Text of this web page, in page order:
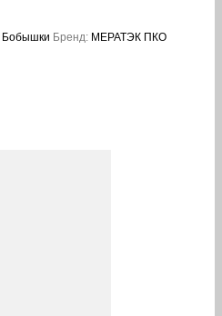
Бобышки Бренд: МЕРАТЭК ПКО